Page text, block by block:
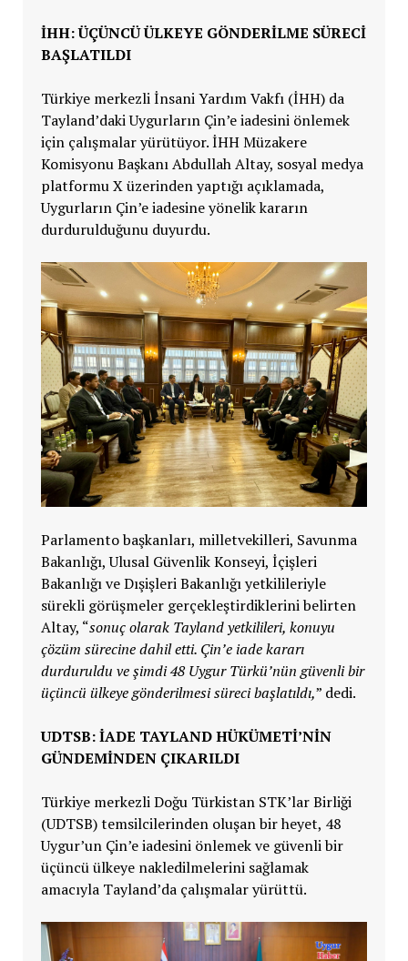
İHH: ÜÇÜNCÜ ÜLKEYE GÖNDERILME SÜRECI
BAŞLATILDI
Türkiye merkezli İnsani Yardım Vakfı (İHH) da
Tayland’daki Uygurların Çin’e iadesini önlemek
için çalışmalar yürütüyor. İHH Müzakere
Komisyonu Başkanı Abdullah Altay, sosyal medya
platformu X üzerinden yaptığı açıklamada,
Uygurların Çin’e iadesine yönelik kararın
durdurulduğunu duyurdu.
Parlamento başkanları, milletvekilleri, Savunma
Bakanlığı, Ulusal Güvenlik Konseyi, İçişleri
Bakanlığı ve Dışişleri Bakanlığı yetkilileriyle
sürekli görüşmeler gerçekleştirdiklerini belirten
Altay, “sonuç olarak Tayland yetkilileri, konuyu
çözüm sürecine dahil etti. Çin’e iade kararı
durduruldu ve şimdi 48 Uygur Türkü’nün güvenli bir
üçüncü ülkeye gönderilmesi süreci başlatıldı,” dedi.
UDTSB: İADE TAYLAND HÜKÜMETI’NIN
GÜNDEMINDEN ÇIKARILDI
Türkiye merkezli Doğu Türkistan STK’lar Birliği
(UDTSB) temsilcilerinden oluşan bir heyet, 48
Uygur’un Çin’e iadesini önlemek ve güvenli bir
üçüncü ülkeye nakledilmelerini sağlamak
amacıyla Tayland’da çalışmalar yürüttü.